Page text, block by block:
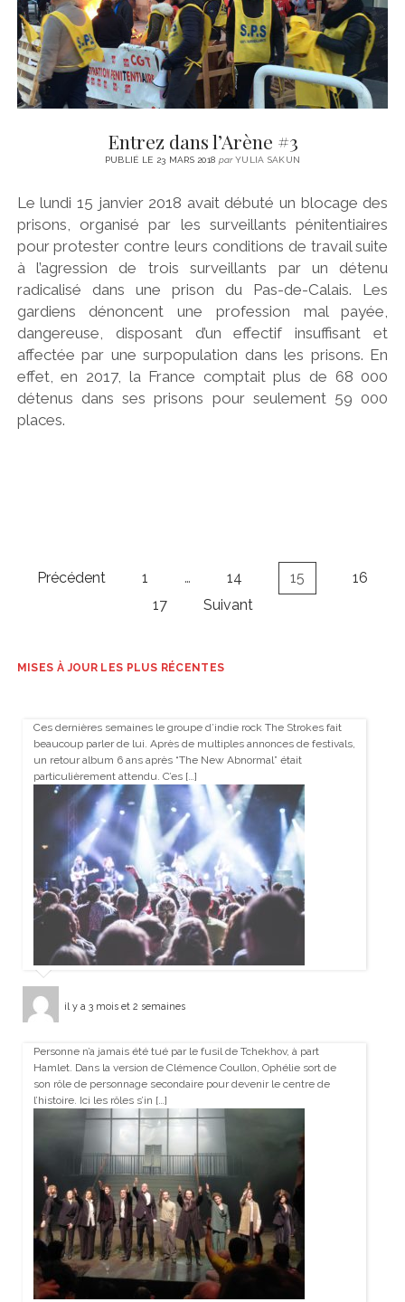
Entrez dans l’Arène #3
PUBLIÉ LE 23 MARS 2018 parYULIA SAKUN
Le lundi 15 janvier 2018 avait débuté un blocage des
prisons, organisé par les surveillants pénitentiaires
pour protester contre leurs conditions de travail suite
à l’agression de trois surveillants par un détenu
radicalisé dans une prison du Pas-de-Calais. Les
gardiens dénoncent une profession mal payée,
dangereuse, disposant d’un effectif insuffisant et
affectée par une surpopulation dans les prisons. En
effet, en 2017, la France comptait plus de 68 000
détenus dans ses prisons pour seulement 59 000
places.
Navigation
Précédent 1 … 14 15
16
17
Suivant
MISES À JOUR LES PLUS RÉCENTES
Ces dernières semaines le groupe d’indie rock The Strokes fait
beaucoup parler de lui. Après de multiples annonces de festivals,
un retour album 6 ans après “The New Abnormal” était
particulièrement attendu. C’es […]
il y a 3 mois et 2 semaines
Personne n’a jamais été tué par le fusil de Tchekhov, à part
Hamlet. Dans la version de Clémence Coullon, Ophélie sort de
son rôle de personnage secondaire pour devenir le centre de
l’histoire. Ici les rôles s’in […]